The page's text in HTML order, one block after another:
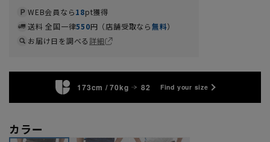
WEB会員なら18pt獲得
送料 全国一律550円（店舗受取なら無料）
お届け日を調べる詳細
173cm / 70kg 82 Find your size
カラー